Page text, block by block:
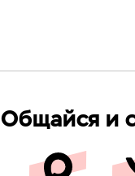
Общайся и